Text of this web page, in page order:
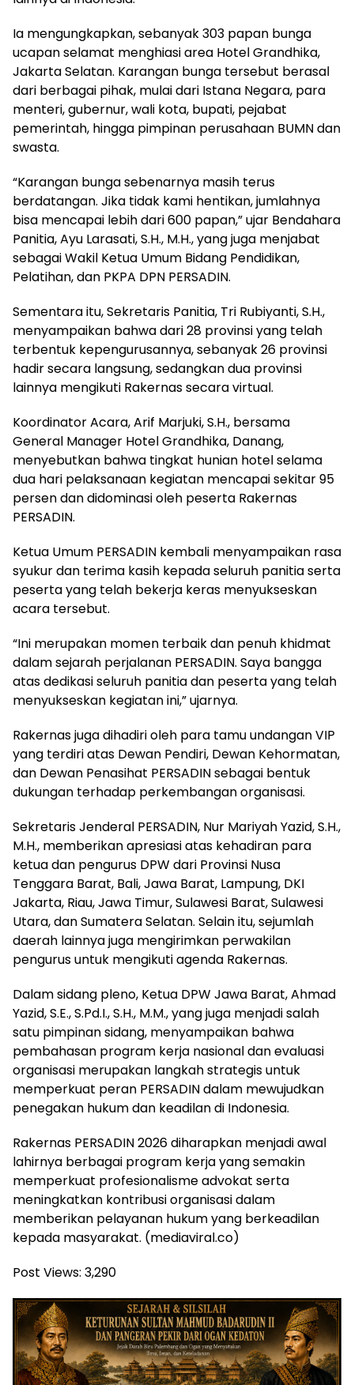
Ia mengungkapkan, sebanyak 303 papan bunga
ucapan selamat menghiasi area Hotel Grandhika,
Jakarta Selatan. Karangan bunga tersebut berasal
dari berbagai pihak, mulai dari Istana Negara, para
menteri, gubernur, wali kota, bupati, pejabat
pemerintah, hingga pimpinan perusahaan BUMN dan
swasta.
“Karangan bunga sebenarnya masih terus
berdatangan. Jika tidak kami hentikan, jumlahnya
bisa mencapai lebih dari 600 papan,” ujar Bendahara
Panitia, Ayu Larasati, S.H., M.H., yang juga menjabat
sebagai Wakil Ketua Umum Bidang Pendidikan,
Pelatihan, dan PKPA DPN PERSADIN.
Sementara itu, Sekretaris Panitia, Tri Rubiyanti, S.H.,
menyampaikan bahwa dari 28 provinsi yang telah
terbentuk kepengurusannya, sebanyak 26 provinsi
hadir secara langsung, sedangkan dua provinsi
lainnya mengikuti Rakernas secara virtual.
Koordinator Acara, Arif Marjuki, S.H., bersama
General Manager Hotel Grandhika, Danang,
menyebutkan bahwa tingkat hunian hotel selama
dua hari pelaksanaan kegiatan mencapai sekitar 95
persen dan didominasi oleh peserta Rakernas
PERSADIN.
Ketua Umum PERSADIN kembali menyampaikan rasa
syukur dan terima kasih kepada seluruh panitia serta
peserta yang telah bekerja keras menyukseskan
acara tersebut.
“Ini merupakan momen terbaik dan penuh khidmat
dalam sejarah perjalanan PERSADIN. Saya bangga
atas dedikasi seluruh panitia dan peserta yang telah
menyukseskan kegiatan ini,” ujarnya.
Rakernas juga dihadiri oleh para tamu undangan VIP
yang terdiri atas Dewan Pendiri, Dewan Kehormatan,
dan Dewan Penasihat PERSADIN sebagai bentuk
dukungan terhadap perkembangan organisasi.
Sekretaris Jenderal PERSADIN, Nur Mariyah Yazid, S.H.,
M.H., memberikan apresiasi atas kehadiran para
ketua dan pengurus DPW dari Provinsi Nusa
Tenggara Barat, Bali, Jawa Barat, Lampung, DKI
Jakarta, Riau, Jawa Timur, Sulawesi Barat, Sulawesi
Utara, dan Sumatera Selatan. Selain itu, sejumlah
daerah lainnya juga mengirimkan perwakilan
pengurus untuk mengikuti agenda Rakernas.
Dalam sidang pleno, Ketua DPW Jawa Barat, Ahmad
Yazid, S.E., S.Pd.I., S.H., M.M., yang juga menjadi salah
satu pimpinan sidang, menyampaikan bahwa
pembahasan program kerja nasional dan evaluasi
organisasi merupakan langkah strategis untuk
memperkuat peran PERSADIN dalam mewujudkan
penegakan hukum dan keadilan di Indonesia.
Rakernas PERSADIN 2026 diharapkan menjadi awal
lahirnya berbagai program kerja yang semakin
memperkuat profesionalisme advokat serta
meningkatkan kontribusi organisasi dalam
memberikan pelayanan hukum yang berkeadilan
kepada masyarakat. (mediaviral.co)
Post Views: 3,290